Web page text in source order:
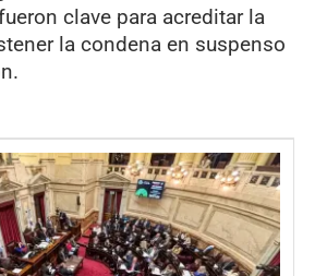
clave para acreditar la
la condena en suspenso